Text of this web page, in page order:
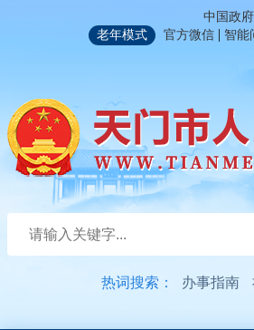
中国政府
老年模式
官方微信 | 智能
热词搜索： 办事指南